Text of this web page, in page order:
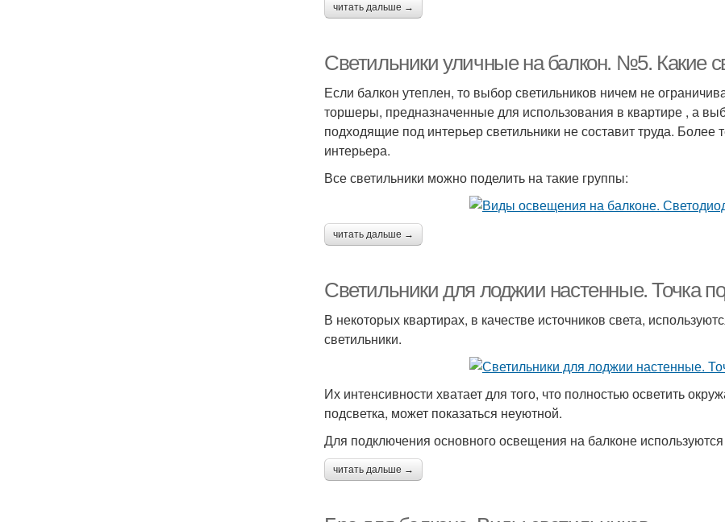
читать дальше →
Светильники уличные на балкон. №5. Какие
Если балкон утеплен, то выбор светильников ничем не
торшеры, предназначенные для использования в квартире , а
подходящие под интерьер светильники не составит труда.
интерьера.
Все светильники можно поделить на такие группы:
читать дальше →
Светильники для лоджии настенные. Точка
В некоторых квартирах, в качестве источников света,
светильники.
Их интенсивности хватает для того, что полностью осветить
подсветка, может показаться неуютной.
Для подключения основного освещения на балконе используются
читать дальше →